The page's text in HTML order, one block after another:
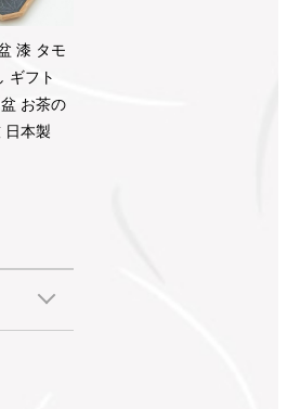
漆 タモ
ギフト
お茶の
日本製